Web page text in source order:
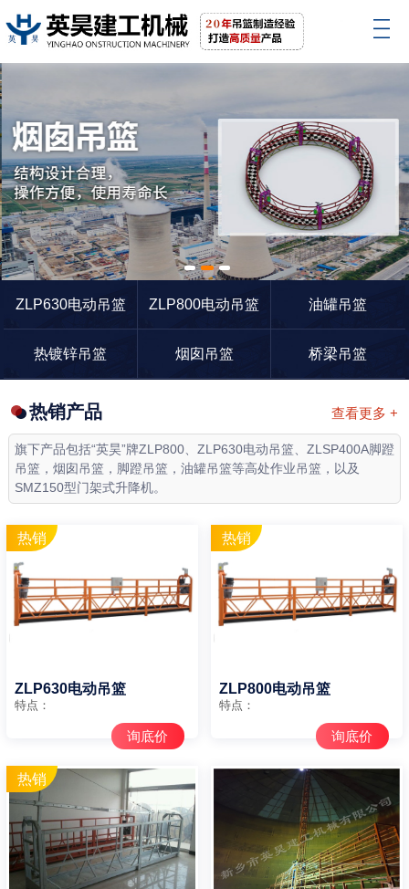
1 2
3
ZLP630电动吊篮
ZLP800电动吊篮 油罐吊篮
热镀锌吊篮 烟囱吊篮 桥梁吊篮
查看更多 +
热销产品
旗下产品包括“英昊”牌ZLP800、ZLP630电动吊篮、ZLSP400A脚蹬
吊篮，烟囱吊篮，脚蹬吊篮，油罐吊篮等高处作业吊篮，以及
SMZ150型门架式升降机。
ZLP630电动吊篮
特点：
询底价
ZLP800电动吊篮
特点：
询底价